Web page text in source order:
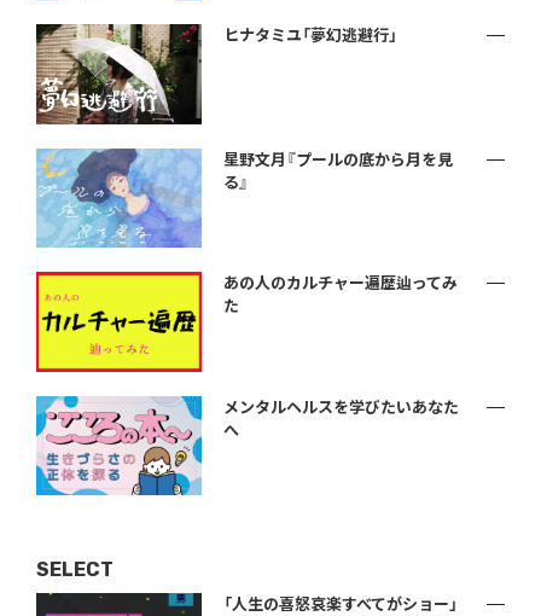
ヒナタミユ「夢幻逃避行」
星野文月『プールの底から月を見
る』
あの人のカルチャー遍歴辿ってみ
た
メンタルヘルスを学びたいあなた
へ
SELECT
「人生の喜怒哀楽すべてがショー」